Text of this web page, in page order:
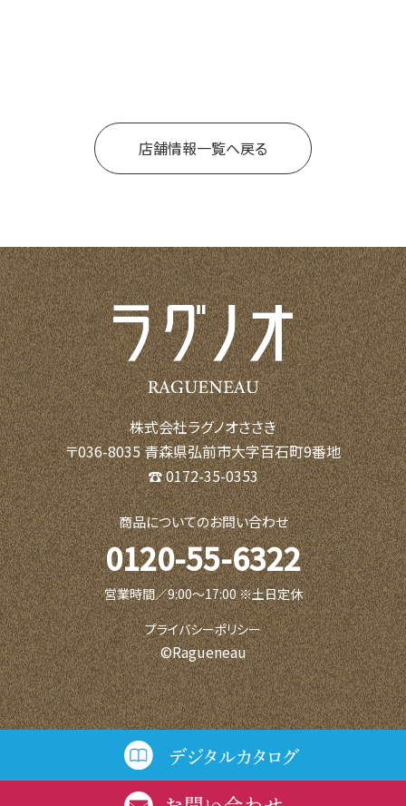
店舗情報一覧へ戻る
株式会社ラグノオささき
〒036-8035 青森県弘前市大字百石町9番地
☎ 0172-35-0353
商品についてのお問い合わせ
0120-55-6322
営業時間／9:00〜17:00 ※土日定休
プライバシーポリシー
©Ragueneau